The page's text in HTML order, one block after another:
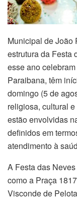
Municipal de João
estrutura da Festa
esse ano
Paraibana, têm
domingo (5 de
religiosa, cultural
estão envolvidas
definidos em
atendimento à
A Festa das
como a Praça
Visconde de